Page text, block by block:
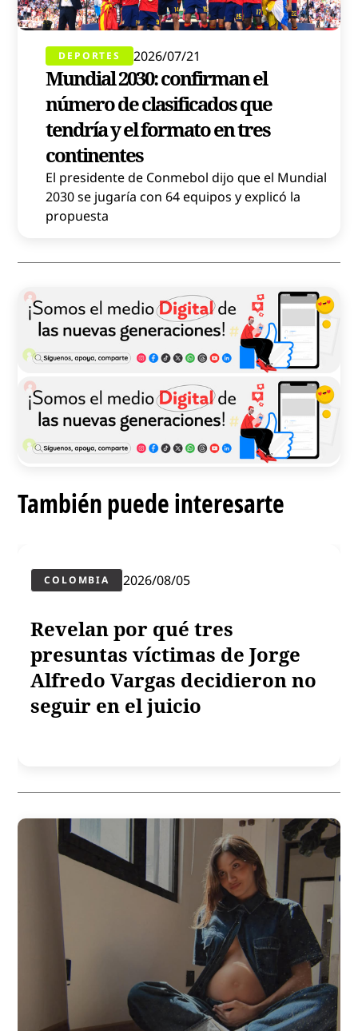
DEPORTES 2026/07/21
Mundial 2030: confirman el
número de clasificados que
tendría y el formato en tres
continentes
El presidente de Conmebol dijo que el Mundial
2030 se jugaría con 64 equipos y explicó la
propuesta
También puede interesarte
COLOMBIA 2026/08/05
Revelan por qué tres
presuntas víctimas de Jorge
Alfredo Vargas decidieron no
seguir en el juicio